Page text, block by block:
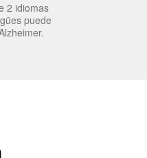
2 idiomas
puede